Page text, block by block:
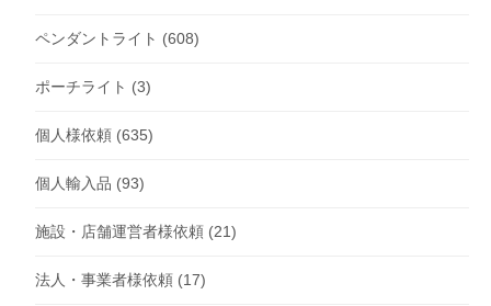
ペンダントライト (608)
ポーチライト (3)
個人様依頼 (635)
個人輸入品 (93)
施設・店舗運営者様依頼 (21)
法人・事業者様依頼 (17)